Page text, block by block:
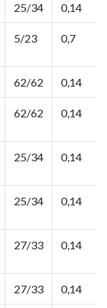
25/34 0,14
5/23 0,7
62/62 0,14
62/62 0,14
25/34 0,14
25/34 0,14
27/33 0,14
27/33 0,14